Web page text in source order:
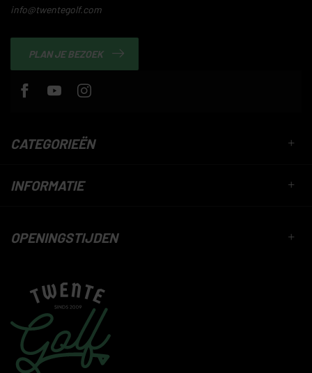
info@twentegolf.com
PLAN JE BEZOEK
CATEGORIEËN
INFORMATIE
OPENINGSTIJDEN